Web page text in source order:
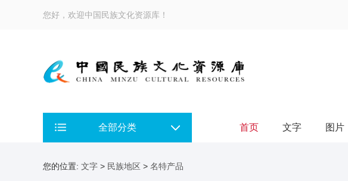
您好，欢迎中国民族文化资源库！
全部分类 首页 文字 图片
您的位置: 文字 > 民族地区 > 名特产品